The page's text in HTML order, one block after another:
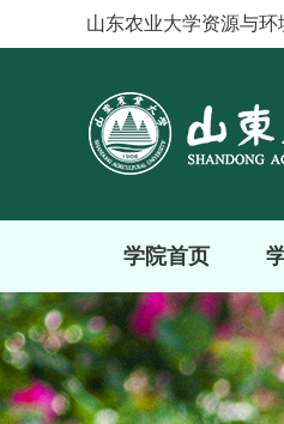
山东农业大学资源与环
学院首页